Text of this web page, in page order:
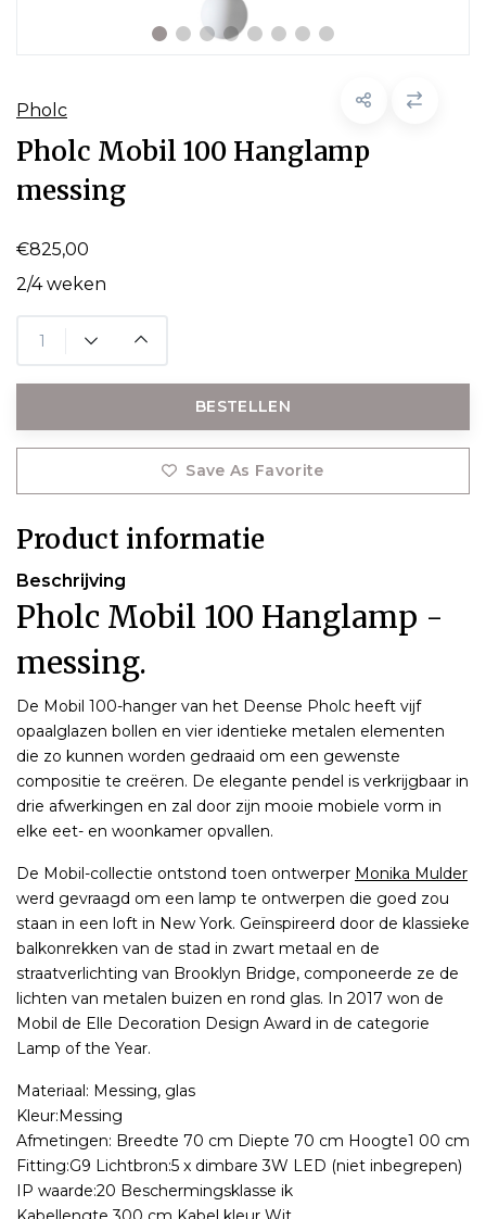
Pholc
Pholc Mobil 100 Hanglamp
messing
€825,00
2/4 weken
BESTELLEN
Save As Favorite
Product informatie
Beschrijving
Pholc Mobil 100 Hanglamp -
messing.
De Mobil 100-hanger van het Deense Pholc heeft vijf
opaalglazen bollen en vier identieke metalen elementen
die zo kunnen worden gedraaid om een gewenste
compositie te creëren. De elegante pendel is verkrijgbaar in
drie afwerkingen en zal door zijn mooie mobiele vorm in
elke eet- en woonkamer opvallen.
De Mobil-collectie ontstond toen ontwerper Monika Mulder
werd gevraagd om een lamp te ontwerpen die goed zou
staan in een loft in New York. Geïnspireerd door de klassieke
balkonrekken van de stad in zwart metaal en de
straatverlichting van Brooklyn Bridge, componeerde ze de
lichten van metalen buizen en rond glas. In 2017 won de
Mobil de Elle Decoration Design Award in de categorie
Lamp of the Year.
Materiaal: Messing, glas
Kleur:Messing
Afmetingen: Breedte 70 cm Diepte 70 cm Hoogte1 00 cm
Fitting:G9 Lichtbron:5 x dimbare 3W LED (niet inbegrepen)
IP waarde:20 Beschermingsklasse ik